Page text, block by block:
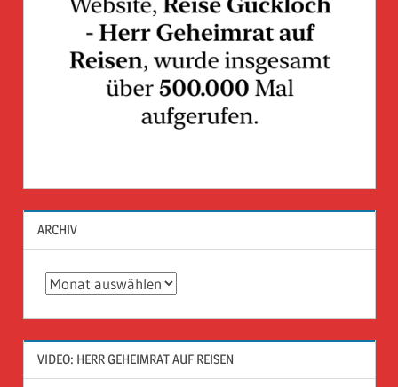
ARCHIV
Archiv
VIDEO: HERR GEHEIMRAT AUF REISEN